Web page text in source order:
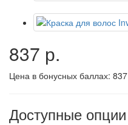
837 р.
Цена в бонусных баллах: 837
Доступные опции